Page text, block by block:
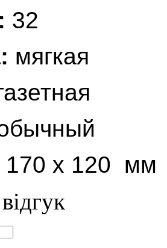
32
мягкая
170 х 120 мм